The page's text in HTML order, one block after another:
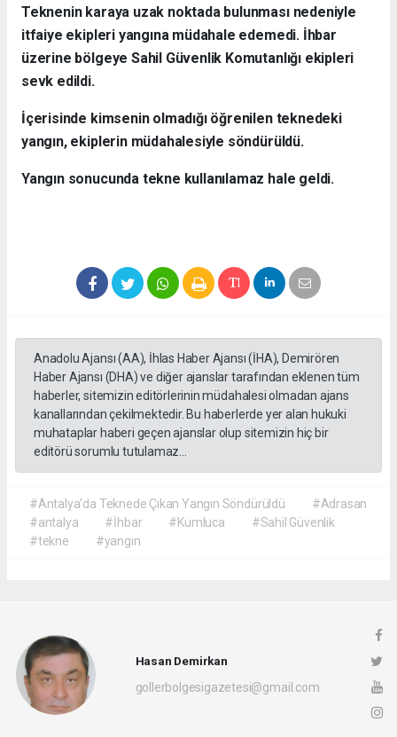
Teknenin karaya uzak noktada bulunması nedeniyle
itfaiye ekipleri yangına müdahale edemedi. İhbar
üzerine bölgeye Sahil Güvenlik Komutanlığı ekipleri
sevk edildi.
İçerisinde kimsenin olmadığı öğrenilen teknedeki
yangın, ekiplerin müdahalesiyle söndürüldü.
Yangın sonucunda tekne kullanılamaz hale geldi.
Anadolu Ajansı (AA), İhlas Haber Ajansı (İHA), Demirören
Haber Ajansı (DHA) ve diğer ajanslar tarafından eklenen tüm
haberler, sitemizin editörlerinin müdahalesi olmadan ajans
kanallarından çekilmektedir. Bu haberlerde yer alan hukuki
muhataplar haberi geçen ajanslar olup sitemizin hiç bir
editörü sorumlu tutulamaz...
#Antalya'da Teknede Çıkan Yangın Söndürüldü
#Adrasan
#antalya
#İhbar #Kumluca
#Sahil Güvenlik
#tekne
#yangın
Hasan Demirkan
gollerbolgesigazetesi@gmail.com